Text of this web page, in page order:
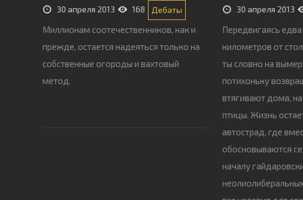
30 апреля 2013 168 Дебаты
Миллионам соотечественников, как и
прежде, остается надеяться только на
собственные огороды и вахтовый
метод.
30 апреля 2013
Передвигаясь едва
километров от
ты словно на
потихоньку
втягивают дома,
птицы. Жизнь
автострад, где
обосновываются
началу